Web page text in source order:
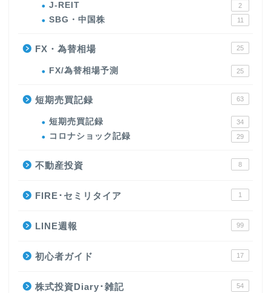
J-REIT 2
SBG・中国株 11
FX・為替相場 25
FX/為替相場予測 25
短期売買記録 63
短期売買記録 34
コロナショック記録 29
不動産投資 8
FIRE･セミリタイア 1
LINE週報 99
初心者ガイド 17
株式投資Diary･雑記 54